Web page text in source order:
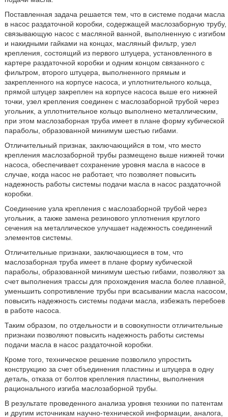
Поставленная задача решается тем, что в системе подачи масла
в насос раздаточной коробки, содержащей маслозаборную трубу,
связывающую насос с масляной ванной, выполненную с изгибом
и накидными гайками на концах, масляный фильтр, узел
крепления, состоящий из первого штуцера, установленного в
картере раздаточной коробки и одним концом связанного с
фильтром, второго штуцера, выполненного прямым и
закрепленного на корпусе насоса, и уплотнительного кольца,
прямой штуцер закреплен на корпусе насоса выше его нижней
точки, узел крепления соединен с маслозаборной трубой через
угольник, а уплотнительное кольцо выполнено металлическим,
при этом маслозаборная труба имеет в плане форму кубической
параболы, образованной минимум шестью гибами.
Отличительный признак, заключающийся в том, что место
крепления маслозаборной трубы размещено выше нижней точки
насоса, обеспечивает сохранение уровня масла в насосе в
случае, когда насос не работает, что позволяет повысить
надежность работы системы подачи масла в насос раздаточной
коробки.
Соединение узла крепления с маслозаборной трубой через
угольник, а также замена резинового уплотнения круглого
сечения на металлическое улучшает надежность соединений
элементов системы.
Отличительные признаки, заключающиеся в том, что
маслозаборная труба имеет в плане форму кубической
параболы, образованной минимум шестью гибами, позволяют за
счет выполнения трассы для прохождения масла более плавной,
уменьшить сопротивление трубы при всасывании масла насосом,
повысить надежность системы подачи масла, избежать перебоев
в работе насоса.
Таким образом, по отдельности и в совокупности отличительные
признаки позволяют повысить надежность работы системы
подачи масла в насос раздаточной коробки.
Кроме того, техническое решение позволило упростить
конструкцию за счет объединения пластины и штуцера в одну
деталь, отказа от болтов крепления пластины, выполнения
рационального изгиба маслозаборной трубы.
В результате проведенного анализа уровня техники по патентам
и другим источникам научно-технической информации, аналога,